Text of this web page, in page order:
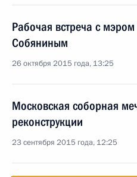
Рабочая встреча с
Собяниным
26 октября 2015 года, 13:25
Московская соборная
реконструкции
23 сентября 2015 года, 12:25